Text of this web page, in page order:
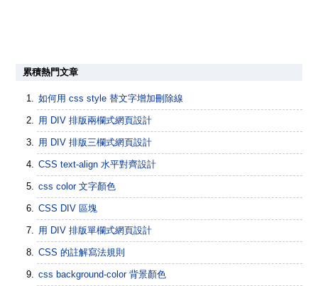
累積熱門文章
如何用 css style 替文字增加刪除線
用 DIV 排版兩欄式網頁設計
用 DIV 排版三欄式網頁設計
CSS text-align 水平對齊設計
css color 文字顏色
CSS DIV 區塊
用 DIV 排版單欄式網頁設計
CSS 的註解寫法規則
css background-color 背景顏色